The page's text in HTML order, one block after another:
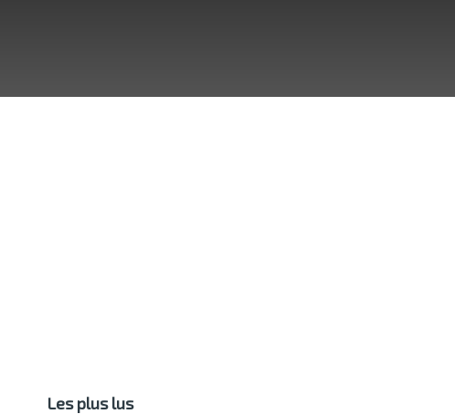
Les plus lus